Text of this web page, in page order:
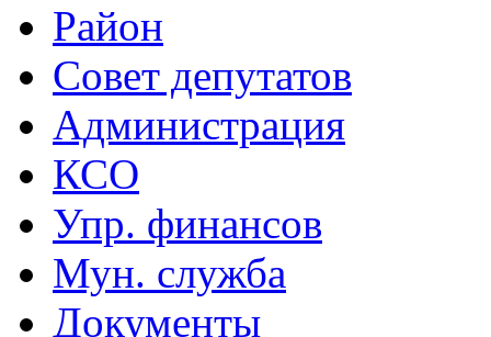
Район
Совет депутатов
Администрация
КСО
Упр. финансов
Мун. служба
Документы